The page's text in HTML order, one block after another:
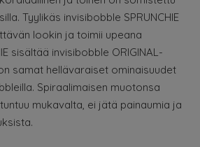
Tyylikäs invisibobble SPRUNCHIE
lookin ja toimii upeana
sisältää invisibobble ORIGINAL-
samat hellävaraiset ominaisuudet
Spiraalimaisen muotonsa
tuntuu mukavalta, ei jätä painaumia ja